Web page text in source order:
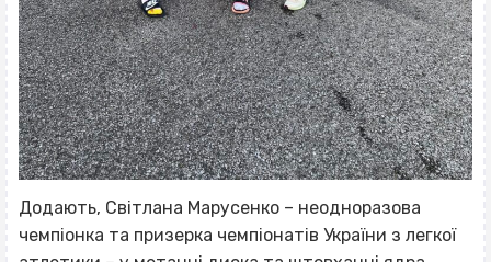
Додають, Світлана Марусенко – неодноразова
чемпіонка та призерка чемпіонатів України з легкої